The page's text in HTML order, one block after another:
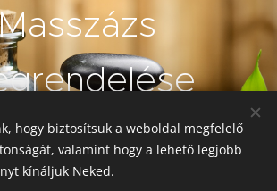
Foglalás
hogy biztosítsuk a weboldal megfelelő
valamint hogy a lehető legjobb
kínáljuk Neked.